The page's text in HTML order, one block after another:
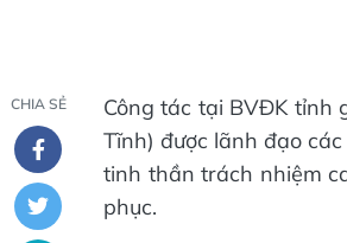
CHIA SẺ
Công tác tại BVĐK tỉnh
Tĩnh) được lãnh đạo
tinh thần trách nhiệm
phục.